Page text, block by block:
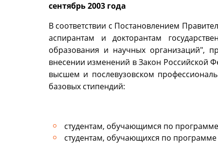
сентябрь 2003 года
В соответствии с Постановлением
аспирантам и докторантам
образования и научных организаций",
внесении изменений в Закон
высшем и послевузовском
базовых стипендий:
студентам, обучающимся по
студентам, обучающихся по